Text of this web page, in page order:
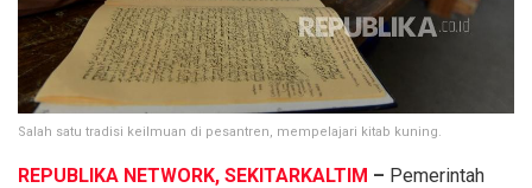
Salah satu tradisi keilmuan di pesantren, mempelajari kitab kuning.
REPUBLIKA NETWORK, SEKITARKALTIM – Pemerintah